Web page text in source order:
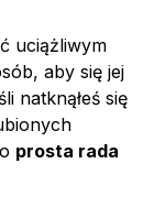
uciążliwym
aby się jej
natknąłeś się
prosta rada